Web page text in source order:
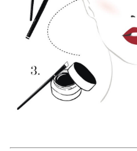
トラベル
カルチャー/エンタメ
占い